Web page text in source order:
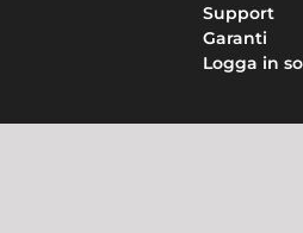
Support
Garanti
Logga in